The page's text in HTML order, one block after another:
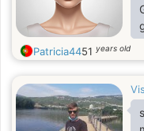
Patricia4451 years old